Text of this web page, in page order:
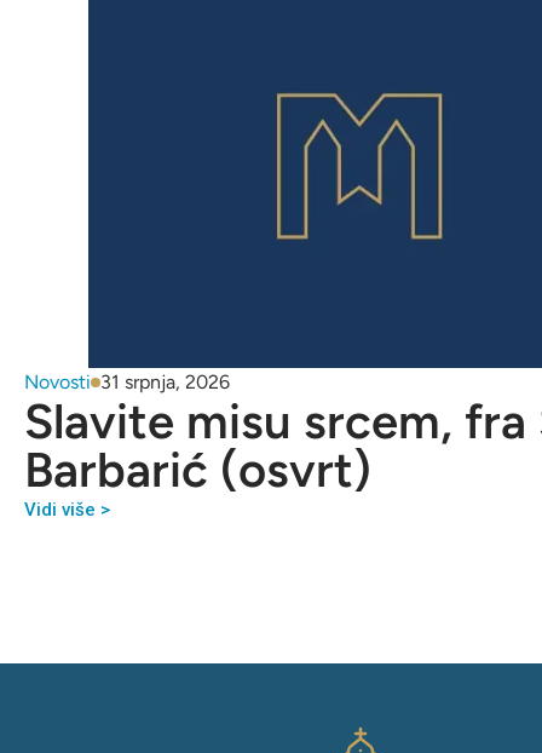
Novosti 31 srpnja, 2026
Slavite misu srcem, fra
Barbarić (osvrt)
Vidi više >